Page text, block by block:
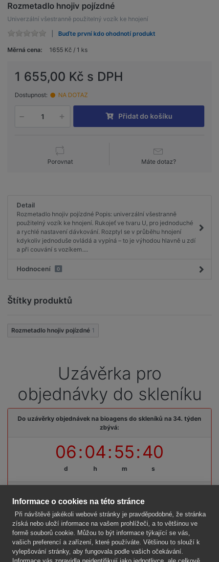
Rozmetadlo hnojiv pojízdné
Univerzální všestranně použitelný vozík ke hnojení
Buďte první kdo ohodnotí produkt
Měrná cena: 1655 Kč / 1 ks
1 655,00 Kč s DPH
Dostupnost: NA DOTAZ
Přidat do košíku
Porovnat Máte dotaz?
Detail
Rozmetadlo hnojiv pojízdné Popis: univerzální všestranně
použitelný vozík ke hnojení. Rukojeť ve tvaru U, pro jednoduché
a rychlé nastavení dávkování. Rozptyl se v průběhu hnojení
kdykoliv jednoduše ovládá a vypíná – to je výhodou hlavně u zdí
a při couvání s vozíkem....
Hodnocení 0
Štítky produktů
Rozmetadlo hnojiv pojízdné 1
Uzávěrka pro
objednávky do skleníku
Do uzávěrky objednávek na bioagens do skleníků na 34. týden
zbývá:
06
d
:04
h
:55
m
:40
s
Firma
Vše o nákupu
Informace o cookies na této stránce
Při návštěvě jakékoli webové stránky je pravděpodobné, že stránka
získá nebo uloží informace na vašem prohlížeči, a to většinou ve
formě souborů cookie. Můžou to být informace týkající se vás,
vašich preferencí a zařízení, které používáte. Většinou to slouží k
vylepšování stránky, aby fungovala podle vašich očekávání.